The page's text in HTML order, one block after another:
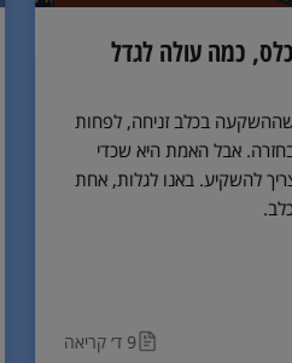
כמה עולה לגדל
בכלב זניחה, לפחות
אבל האמת היא שכדי
להשקיע. באנו לגלות, אחת
9 ד׳ קריאה